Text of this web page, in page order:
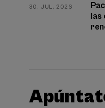
30. JUL, 2026
las